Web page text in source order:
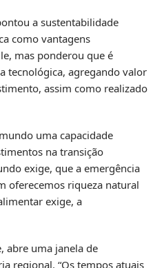
a sustentabilidade
como vantagens
mas ponderou que é
tecnológica, agregando valor
assim como realizado
uma capacidade
na transição
exige, que a emergência
oferecemos riqueza natural
exige, a
abre uma janela de
regional. “Os tempos atuais